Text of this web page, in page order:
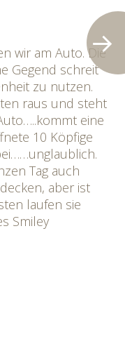
wir am Auto. Die
Gegend schreit
zu nutzen.
raus und steht
eine
10 Köpfige
Tag auch
aber ist
laufen sie